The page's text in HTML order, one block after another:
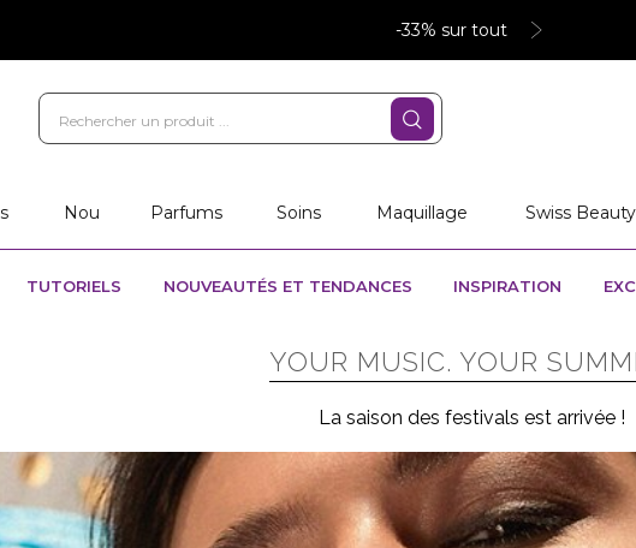
-33% sur tout
Nou Parfums Soins Maquillage Swiss Beauty
TUTORIELS NOUVEAUTÉS ET TENDANCES INSPIRATION
YOUR MUSIC. YOUR
La saison des festivals est arrivée !